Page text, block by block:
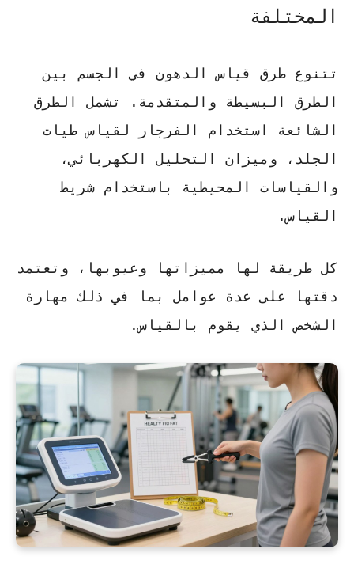
المختلفة
تتنوع طرق قياس الدهون في الجسم بين
الطرق البسيطة والمتقدمة. تشمل الطرق
الشائعة استخدام الفرجار لقياس طيات
الجلد، وميزان التحليل الكهربائي،
والقياسات المحيطية باستخدام شريط
القياس.
كل طريقة لها مميزاتها وعيوبها، وتعتمد
دقتها على عدة عوامل بما في ذلك مهارة
الشخص الذي يقوم بالقياس.